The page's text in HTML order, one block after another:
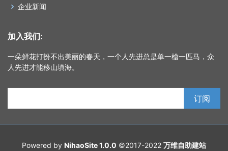
企业新闻
加入我们:
一朵鲜花打扮不出美丽的春天，一个人先进总是单一槍一匹马，众
人先进才能移山填海。
Powered by NihaoSite 1.0.0 ©2017-2022 万维自助建站